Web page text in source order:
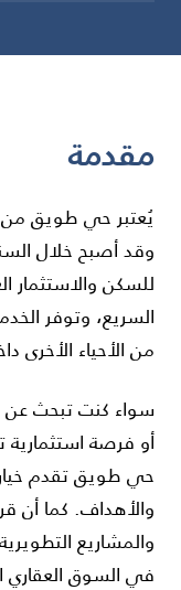
مقدمة
يُعتبر حي طويق من
وقد أصبح خلال
للسكن والاستثمار
السريع، وتوفر
من الأحياء الأخرى
سواء كنت تبحث عن
أو فرصة استثمارية
حي طويق تقدم
والأهداف. كما أن
والمشاريع
في السوق